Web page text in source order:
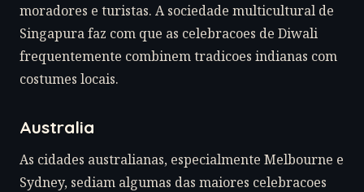
moradores e turistas. A sociedade multicultural de
Singapura faz com que as celebracoes de Diwali
frequentemente combinem tradicoes indianas com
costumes locais.
Australia
As cidades australianas, especialmente Melbourne e
Sydney, sediam algumas das maiores celebracoes